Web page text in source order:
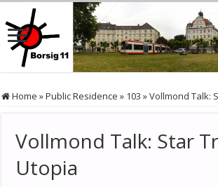
Home »Public Residence » 103 »Vollmond Talk:
Vollmond Talk: Star
Utopia